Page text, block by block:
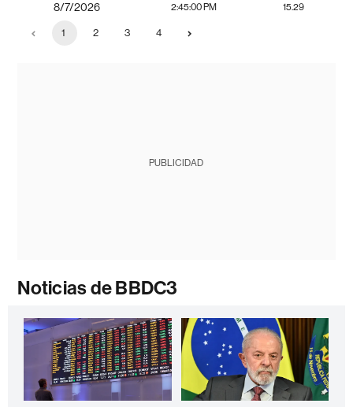
8/7/2026 2:45:00 PM 15.29
1 2 3 4
PUBLICIDAD
Noticias de BBDC3